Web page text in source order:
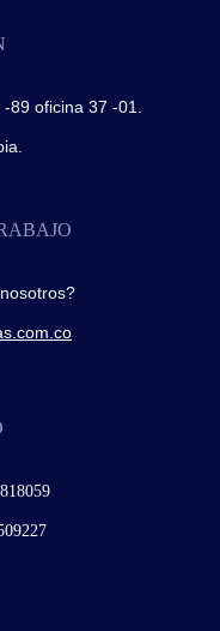
oficina 37 -01.